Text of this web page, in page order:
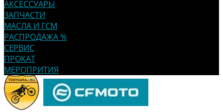
АКСЕССУАРЫ
ЗАПЧАСТИ
МАСЛА И ГСМ
РАСПРОДАЖА %
СЕРВИС
ПРОКАТ
МЕРОПРИТИЯ